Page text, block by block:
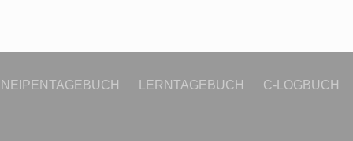
LERNTAGEBUCH C-LOGBUCH